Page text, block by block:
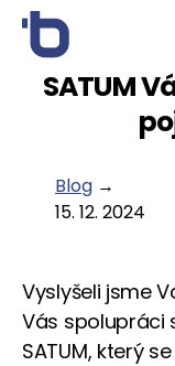
SATUM
Blog →
15. 12. 2024
Vyslyšeli jsme
Vás spolupráci
SATUM, který